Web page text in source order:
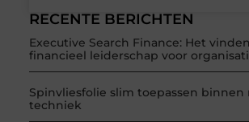
RECENTE BERICHTEN
Executive Search Finance: Het
financieel leiderschap voor
Spinvliesfolie slim toepassen
techniek